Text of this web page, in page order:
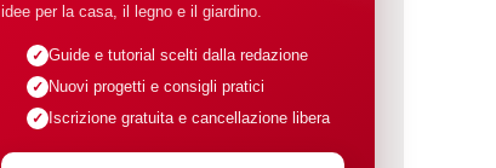
idee per la casa, il legno e il giardino.
Guide e tutorial scelti dalla redazione
Nuovi progetti e consigli pratici
Iscrizione gratuita e cancellazione libera